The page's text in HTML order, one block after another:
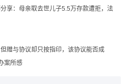
享：母亲取去世儿子5.5万存款遭拒，法
赠与协议却只按指印，该协议能否成
案所感